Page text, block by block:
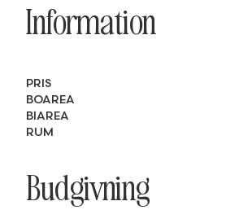
Information
PRIS
BOAREA
BIAREA
RUM
Budgivning